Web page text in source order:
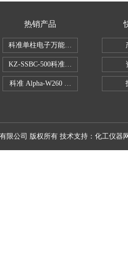
热销产品
科准单柱电子万能拉力机KZ-SSBC-500
KZ-SSBC-500科准单柱电子万能试验
科准 Alpha-W260 半导体全自动推拉
限公司 版权所有 技术支持： 化工仪器